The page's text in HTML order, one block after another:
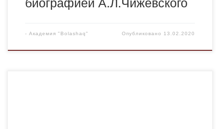
- Академия "Bolashaq" Опубликовано 13.02.2020